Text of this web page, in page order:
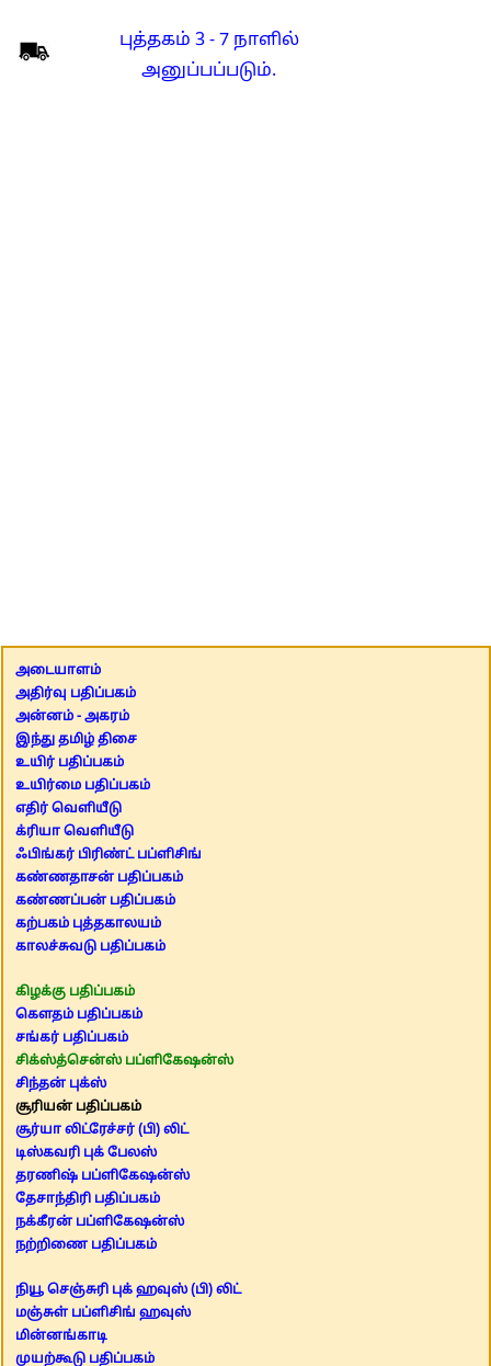
புத்தகம் 3 - 7 நாளில்
அனுப்பப்படும்.
அடையாளம்
அதிர்வு பதிப்பகம்
அன்னம் - அகரம்
இந்து தமிழ் திசை
உயிர் பதிப்பகம்
உயிர்மை பதிப்பகம்
எதிர் வெளியீடு
க்ரியா வெளியீடு
ஃபிங்கர் பிரிண்ட் பப்ளிசிங்
கண்ணதாசன் பதிப்பகம்
கண்ணப்பன் பதிப்பகம்
கற்பகம் புத்தகாலயம்
காலச்சுவடு பதிப்பகம்
கிழக்கு பதிப்பகம்
கௌதம் பதிப்பகம்
சங்கர் பதிப்பகம்
சிக்ஸ்த்சென்ஸ் பப்ளிகேஷன்ஸ்
சிந்தன் புக்ஸ்
சூரியன் பதிப்பகம்
சூர்யா லிட்ரேச்சர் (பி) லிட்
டிஸ்கவரி புக் பேலஸ்
தரணிஷ் பப்ளிகேஷன்ஸ்
தேசாந்திரி பதிப்பகம்
நக்கீரன் பப்ளிகேஷன்ஸ்
நற்றிணை பதிப்பகம்
நியூ செஞ்சுரி புக் ஹவுஸ் (பி) லிட்
மஞ்சுள் பப்ளிசிங் ஹவுஸ்
மின்னங்காடி
முயற்கூடு பதிப்பகம்